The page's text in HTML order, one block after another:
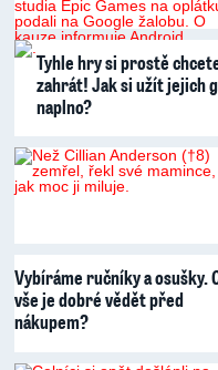
Tyhle hry si prostě
zahrát! Jak si užít jejich
naplno?
Vybíráme ručníky a osušky.
vše je dobré vědět před
nákupem?